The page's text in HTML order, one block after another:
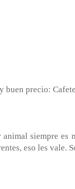
buen precio:
siempre es
eso les vale.